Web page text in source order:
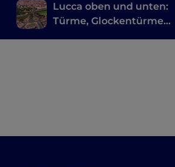
Lucca oben und unten:
Türme, Glockentürme